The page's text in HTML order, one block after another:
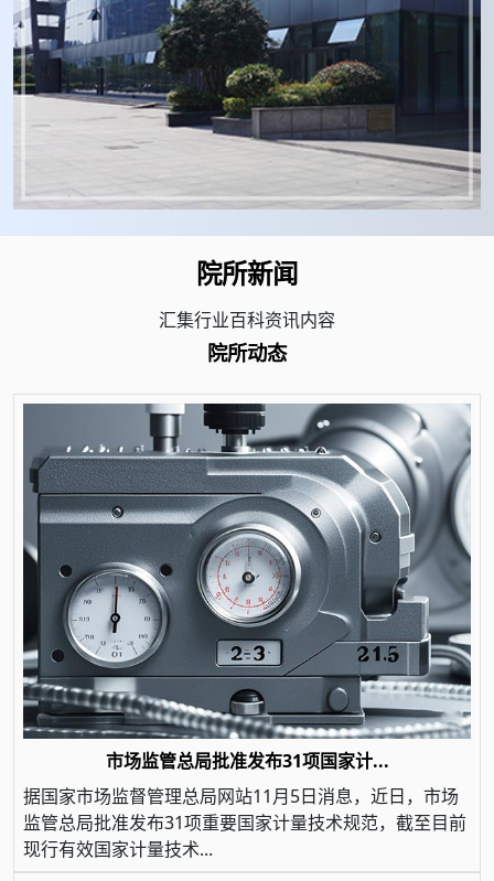
院所新闻
汇集行业百科资讯内容
院所动态
市场监管总局批准发布31项国家计...
据国家市场监督管理总局网站11月5日消息，近日，市场
监管总局批准发布31项重要国家计量技术规范，截至目前
现行有效国家计量技术...